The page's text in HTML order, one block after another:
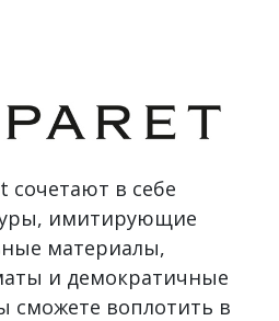
сочетают в себе
имитирующие
материалы,
и демократичные
сможете воплотить в